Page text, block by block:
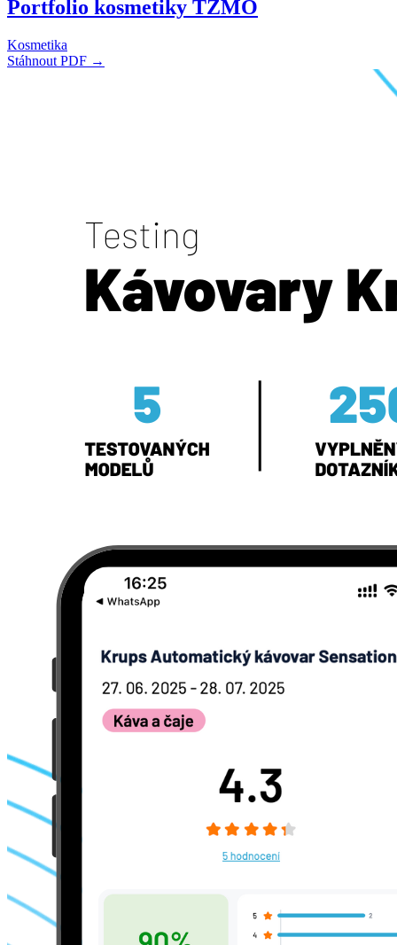
Portfolio kosmetiky TZMO
Kosmetika
Stáhnout PDF →